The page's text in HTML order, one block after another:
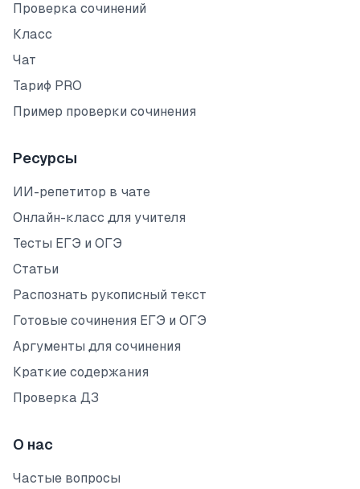
Проверка сочинений
Класс
Чат
Тариф PRO
Пример проверки сочинения
Ресурсы
ИИ-репетитор в чате
Онлайн-класс для учителя
Тесты ЕГЭ и ОГЭ
Статьи
Распознать рукописный текст
Готовые сочинения ЕГЭ и ОГЭ
Аргументы для сочинения
Краткие содержания
Проверка ДЗ
О нас
Частые вопросы